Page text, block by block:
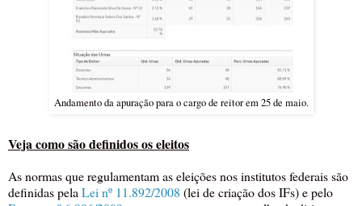
Andamento da apuração para o cargo de reitor em 25 de maio.
Veja como são definidos os eleitos
As normas que regulamentam as eleições nos institutos federais são
definidas pelaLei nº 11.892/2008 (lei de criação dos IFs) e pelo